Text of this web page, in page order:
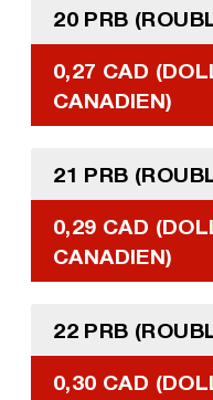
20 PRB
0,27 CAD
CANADIEN)
21 PRB
0,29 CAD
CANADIEN)
22 PRB
0,30 CAD